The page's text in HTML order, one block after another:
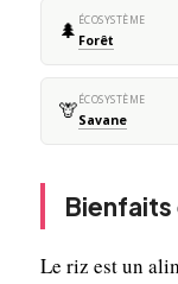
🌲 ÉCOSYSTÈME
Forêt
🦒ÉCOSYSTÈME
Savane
Bienfaits
Le riz est un